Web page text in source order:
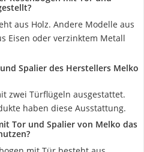
aus Holz. Andere Modelle aus
Eisen oder verzinktem Metall
Spalier des Herstellers Melko
zwei Türflügeln ausgestattet.
haben diese Ausstattung.
Tor und Spalier von Melko das